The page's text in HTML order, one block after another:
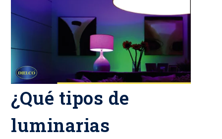
¿Qué tipos de
luminarias